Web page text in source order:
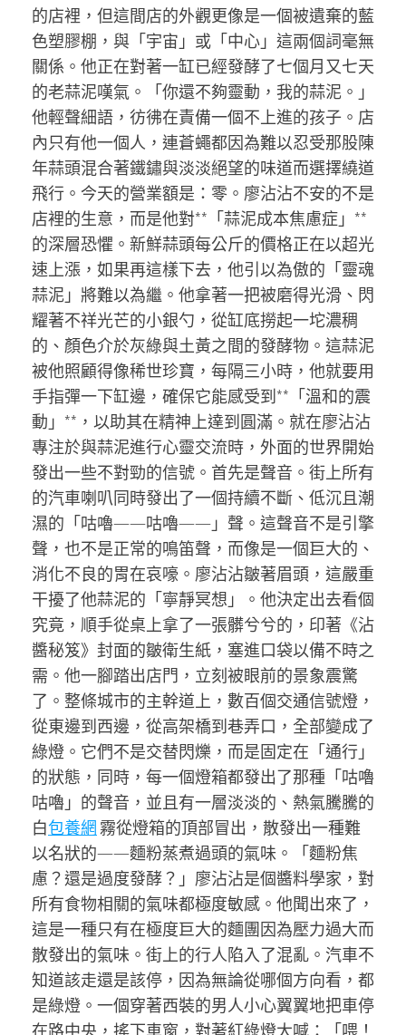
的店裡，但這間店的外觀更像是一個被遺棄的藍
色塑膠棚，與「宇宙」或「中心」這兩個詞毫無
關係。他正在對著一缸已經發酵了七個月又七天
的老蒜泥嘆氣。「你還不夠靈動，我的蒜泥。」
他輕聲細語，彷彿在責備一個不上進的孩子。店
內只有他一個人，連蒼蠅都因為難以忍受那股陳
年蒜頭混合著鐵鏽與淡淡絕望的味道而選擇繞道
飛行。今天的營業額是：零。廖沾沾不安的不是
店裡的生意，而是他對**「蒜泥成本焦慮症」**
的深層恐懼。新鮮蒜頭每公斤的價格正在以超光
速上漲，如果再這樣下去，他引以為傲的「靈魂
蒜泥」將難以為繼。他拿著一把被磨得光滑、閃
耀著不祥光芒的小銀勺，從缸底撈起一坨濃稠
的、顏色介於灰綠與土黃之間的發酵物。這蒜泥
被他照顧得像稀世珍寶，每隔三小時，他就要用
手指彈一下缸邊，確保它能感受到**「溫和的震
動」**，以助其在精神上達到圓滿。就在廖沾沾
專注於與蒜泥進行心靈交流時，外面的世界開始
發出一些不對勁的信號。首先是聲音。街上所有
的汽車喇叭同時發出了一個持續不斷、低沉且潮
濕的「咕嚕——咕嚕——」聲。這聲音不是引擎
聲，也不是正常的鳴笛聲，而像是一個巨大的、
消化不良的胃在哀嚎。廖沾沾皺著眉頭，這嚴重
干擾了他蒜泥的「寧靜冥想」。他決定出去看個
究竟，順手從桌上拿了一張髒兮兮的，印著《沾
醬秘笈》封面的皺衛生紙，塞進口袋以備不時之
需。他一腳踏出店門，立刻被眼前的景象震驚
了。整條城市的主幹道上，數百個交通信號燈，
從東邊到西邊，從高架橋到巷弄口，全部變成了
綠燈。它們不是交替閃爍，而是固定在「通行」
的狀態，同時，每一個燈箱都發出了那種「咕嚕
咕嚕」的聲音，並且有一層淡淡的、熱氣騰騰的
白包養網霧從燈箱的頂部冒出，散發出一種難
以名狀的——麵粉蒸煮過頭的氣味。「麵粉焦
慮？還是過度發酵？」廖沾沾是個醬料學家，對
所有食物相關的氣味都極度敏感。他聞出來了，
這是一種只有在極度巨大的麵團因為壓力過大而
散發出的氣味。街上的行人陷入了混亂。汽車不
知道該走還是該停，因為無論從哪個方向看，都
是綠燈。一個穿著西裝的男人小心翼翼地把車停
在路中央，搖下車窗，對著紅綠燈大喊：「喂！